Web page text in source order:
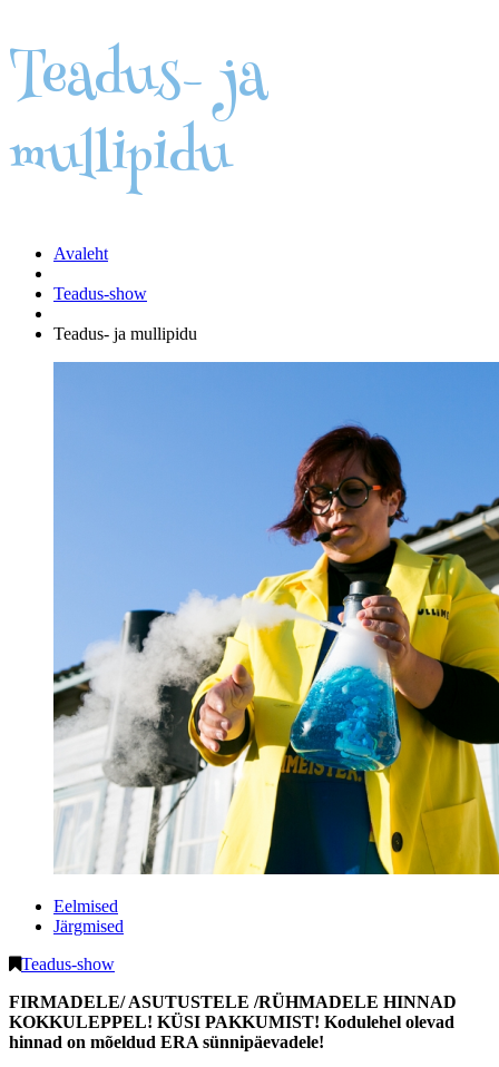
Teadus- ja
mullipidu
Avaleht
Teadus-show
Teadus- ja mullipidu
Eelmised
Järgmised
Teadus-show
FIRMADELE/ ASUTUSTELE /RÜHMADELE HINNAD
KOKKULEPPEL! KÜSI PAKKUMIST! Kodulehel olevad
hinnad on mõeldud ERA sünnipäevadele!